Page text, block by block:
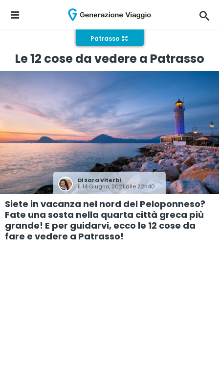
Patrasso
Le 12 cose da vedere a Patrasso
DiSara Viterbi
il 14 Giugno, 2021 alle 22h40
Siete in vacanza nel nord del Peloponneso?
Fate una sosta nella quarta città greca più
grande! E per guidarvi, ecco le 12 cose da
fare e vedere a Patrasso!